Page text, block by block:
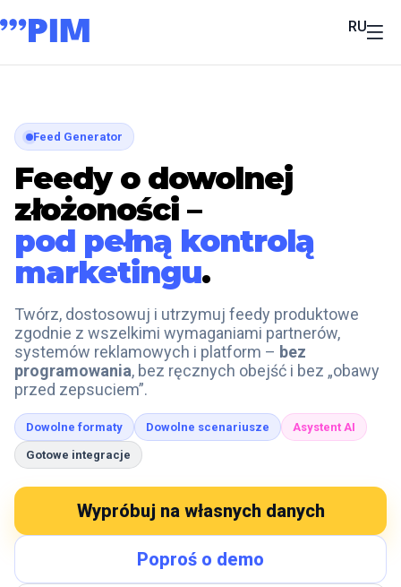
RU
Feed Generator
Feedy o dowolnej
złożoności –
pod pełną kontrolą
marketingu.
Twórz, dostosowuj i utrzymuj feedy produktowe
zgodnie z wszelkimi wymaganiami partnerów,
systemów reklamowych i platform – bez
programowania, bez ręcznych obejść i bez „obawy
przed zepsuciem”.
Dowolne formaty Dowolne scenariusze Asystent AI
Gotowe integracje
Wypróbuj na własnych danych
Poproś o demo